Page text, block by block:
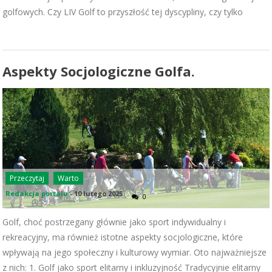
golfowych. Czy LIV Golf to przyszłość tej dyscypliny, czy tylko
Aspekty Socjologiczne Golfa.
Przeczytaj Warto
Redakcja portalu -10 lutego 2025 0
Golf, choć postrzegany głównie jako sport indywidualny i
rekreacyjny, ma również istotne aspekty socjologiczne, które
wpływają na jego społeczny i kulturowy wymiar. Oto najważniejsze
z nich: 1. Golf jako sport elitarny i inkluzyjność Tradycyjnie elitarny